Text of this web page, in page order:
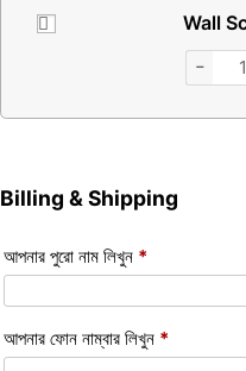
Wall
−
Billing & Shipping
আপনার পুরো নাম লিখুন *
আপনার ফোন নাম্বার লিখুন *